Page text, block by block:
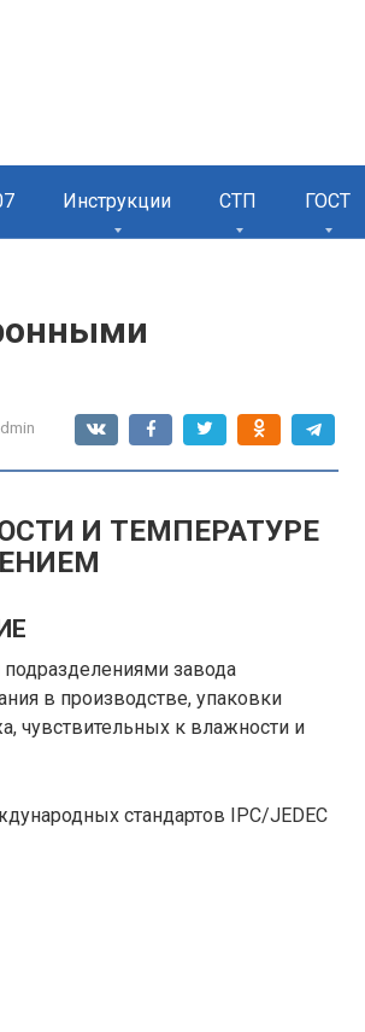
Инструкции СТП ГОСТ
И ТЕМПЕРАТУРЕ
завода
в производстве, упаковки
чувствительных к влажности и
стандартов IPC/JEDEC